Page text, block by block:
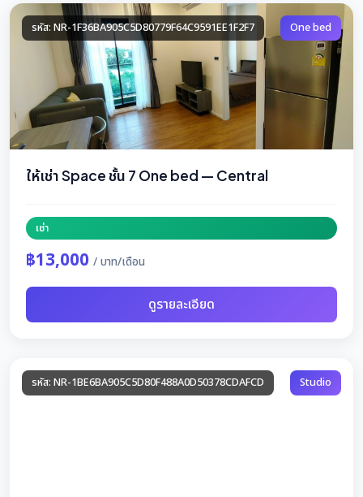
รหัส: NR-1F36BA905C5D80779F64C9591EE1F2F7 One bed
ให้เช่า Space ชั้น 7 One bed — Central
เช่า
฿13,000 / บาท/เดือน
ดูรายละเอียด
รหัส: NR-1BE6BA905C5D80F488A0D50378CDAFCD Studio